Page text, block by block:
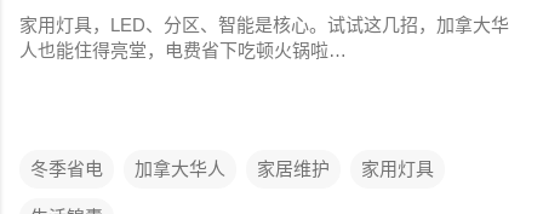
家用灯具，LED、分区、智能是核心。试试这几招，加拿大华
人也能住得亮堂，电费省下吃顿火锅啦…
冬季省电 加拿大华人 家居维护 家用灯具